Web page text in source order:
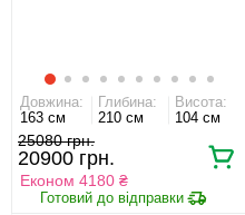
Довжина:
163 см
Глибина:
210 см
Висота:
104 см
25080 грн.
20900 грн.
Економ 4180 ₴